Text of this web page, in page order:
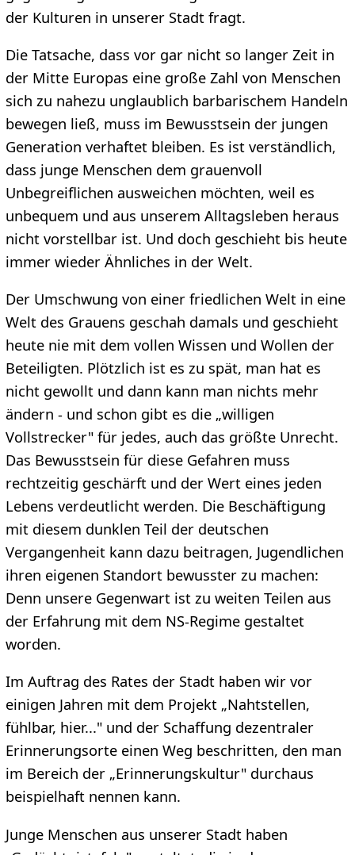
der Kulturen in unserer Stadt fragt.
Die Tatsache, dass vor gar nicht so langer Zeit in
der Mitte Europas eine große Zahl von Menschen
sich zu nahezu unglaublich barbarischem Handeln
bewegen ließ, muss im Bewusstsein der jungen
Generation verhaftet bleiben. Es ist verständlich,
dass junge Menschen dem grauenvoll
Unbegreiflichen ausweichen möchten, weil es
unbequem und aus unserem Alltagsleben heraus
nicht vorstellbar ist. Und doch geschieht bis heute
immer wieder Ähnliches in der Welt.
Der Umschwung von einer friedlichen Welt in eine
Welt des Grauens geschah damals und geschieht
heute nie mit dem vollen Wissen und Wollen der
Beteiligten. Plötzlich ist es zu spät, man hat es
nicht gewollt und dann kann man nichts mehr
ändern - und schon gibt es die „willigen
Vollstrecker" für jedes, auch das größte Unrecht.
Das Bewusstsein für diese Gefahren muss
rechtzeitig geschärft und der Wert eines jeden
Lebens verdeutlicht werden. Die Beschäftigung
mit diesem dunklen Teil der deutschen
Vergangenheit kann dazu beitragen, Jugendlichen
ihren eigenen Standort bewusster zu machen:
Denn unsere Gegenwart ist zu weiten Teilen aus
der Erfahrung mit dem NS-Regime gestaltet
worden.
Im Auftrag des Rates der Stadt haben wir vor
einigen Jahren mit dem Projekt „Nahtstellen,
fühlbar, hier..." und der Schaffung dezentraler
Erinnerungsorte einen Weg beschritten, den man
im Bereich der „Erinnerungskultur" durchaus
beispielhaft nennen kann.
Junge Menschen aus unserer Stadt haben